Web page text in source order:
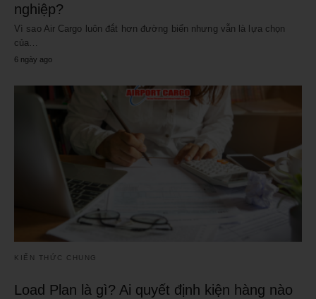
nghiệp?
Vì sao Air Cargo luôn đắt hơn đường biển nhưng vẫn là lựa chọn
của…
6 ngày ago
KIẾN THỨC CHUNG
Load Plan là gì? Ai quyết định kiện hàng nào